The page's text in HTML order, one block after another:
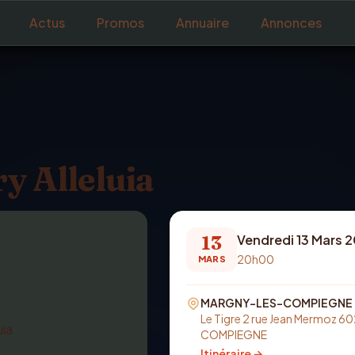
Actus Promos Annuaire Annonces
Alleluia
13
MARS
Vendredi 13 Mars
20h00
MARGNY-LES-COMPIEGNE
Le Tigre 2 rue Jean Mermoz
COMPIEGNE